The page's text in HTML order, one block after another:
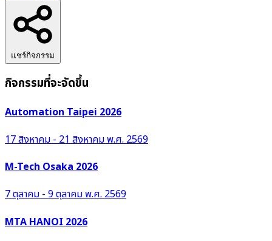
แชร์กิจกรรม
กิจกรรมที่จะจัดขึ้น
Automation Taipei 2026
17 สิงหาคม - 21 สิงหาคม พ.ศ. 2569
M-Tech Osaka 2026
7 ตุลาคม - 9 ตุลาคม พ.ศ. 2569
MTA HANOI 2026